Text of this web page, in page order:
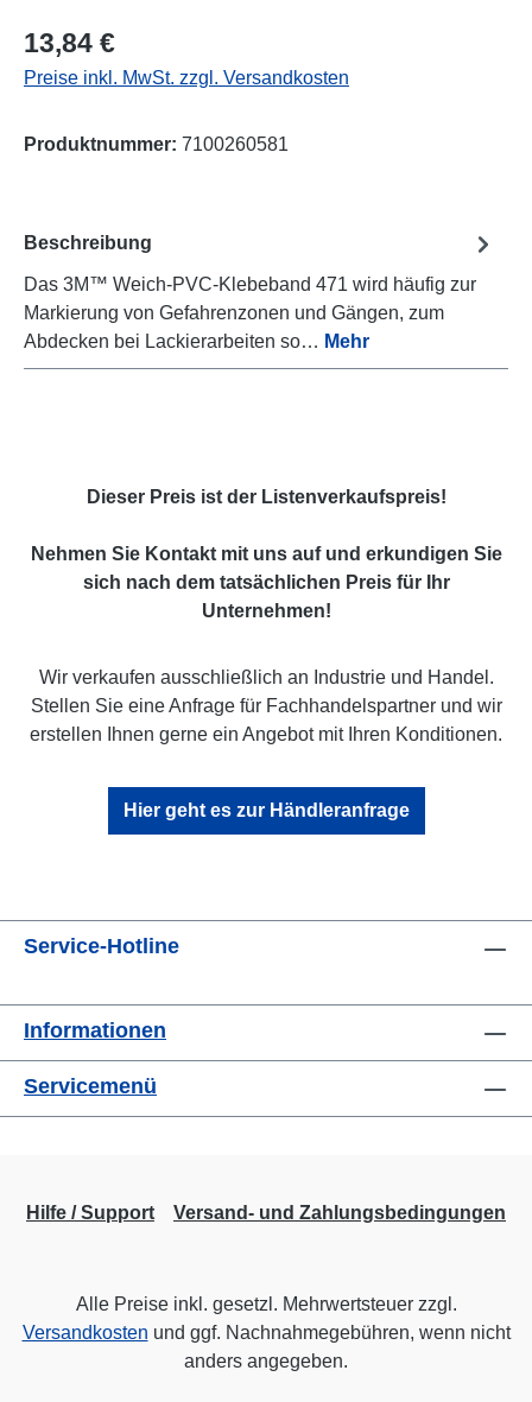
Regulärer Preis:
13,84 €
Preise inkl. MwSt. zzgl. Versandkosten
Produktnummer: 7100260581
Beschreibung
Das 3M™ Weich-PVC-Klebeband 471 wird häufig zur
Markierung von Gefahrenzonen und Gängen, zum
Abdecken bei Lackierarbeiten so… Mehr
Dieser Preis ist der Listenverkaufspreis!
Nehmen Sie Kontakt mit uns auf und erkundigen Sie
sich nach dem tatsächlichen Preis für Ihr
Unternehmen!
Wir verkaufen ausschließlich an Industrie und Handel.
Stellen Sie eine Anfrage für Fachhandelspartner und wir
erstellen Ihnen gerne ein Angebot mit Ihren Konditionen.
Hier geht es zur Händleranfrage
Service-Hotline
Informationen
Servicemenü
Hilfe / Support Versand- und Zahlungsbedingungen
Alle Preise inkl. gesetzl. Mehrwertsteuer zzgl.
Versandkosten und ggf. Nachnahmegebühren, wenn nicht
anders angegeben.